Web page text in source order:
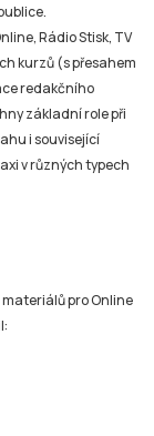
Rádio Stisk, TV
kurzů (s přesahem
redakčního
základní role při
i související
v různých typech
pro Online